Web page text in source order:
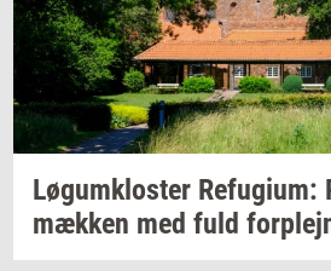
Løgum­klo­ster Re­fu­gi­um:
mæk­ken med fuld